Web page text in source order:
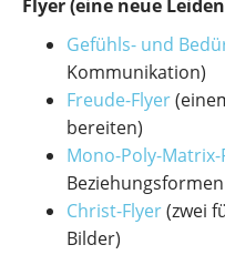
Flyer (eine neue
Gefühls- und
Kommunikation)
Freude-Flyer
bereiten)
Mono-Poly-Matrix-
Christ-Flyer(zwei
Bilder)